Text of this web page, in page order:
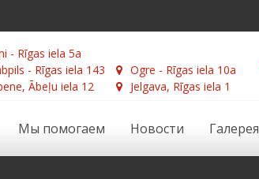
- Rīgas iela 5a
- Rīgas iela 143
Ābeļu iela 12
Ogre - Rīgas iela 10a
Jelgava, Rīgas iela 1
Мы помогаем Новости Галерея